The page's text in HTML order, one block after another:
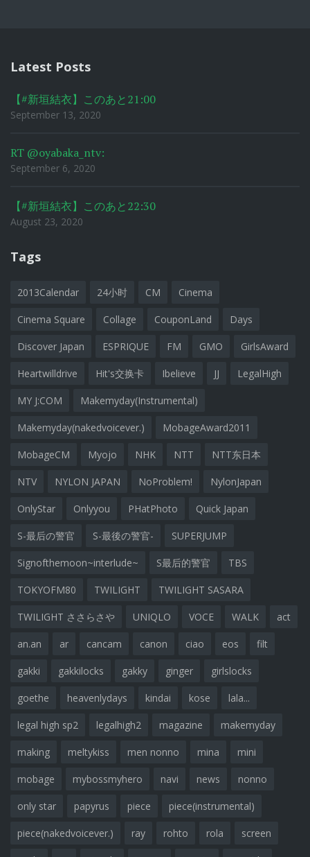
Latest Posts
【#新垣結衣】このあと21:00
September 13, 2020
RT @oyabaka_ntv:
September 6, 2020
【#新垣結衣】このあと22:30
August 23, 2020
Tags
2013Calendar 24小时 CM Cinema
Cinema Square Collage CouponLand Days
Discover Japan ESPRIQUE FM GMO GirlsAward
Heartwilldrive Hit's交换卡 Ibelieve JJ LegalHigh
MY J:COM Makemyday(Instrumental)
Makemyday(nakedvoicever.) MobageAward2011
MobageCM Myojo NHK NTT NTT东日本
NTV NYLON JAPAN NoProblem! NylonJapan
OnlyStar Onlyyou PHatPhoto Quick Japan
S-最后の警官 S-最後の警官- SUPERJUMP
Signofthemoon~interlude~ S最后的警官 TBS
TOKYOFM80 TWILIGHT TWILIGHT SASARA
TWILIGHT ささらさや UNIQLO VOCE WALK act
an.an ar cancam canon ciao eos filt
gakki gakkilocks gakky ginger girlslocks
goethe heavenlydays kindai kose lala...
legal high sp2 legalhigh2 magazine makemyday
making meltykiss men nonno mina mini
mobage mybossmyhero navi news nonno
only star papyrus piece piece(instrumental)
piece(nakedvoicever.) ray rohto rola screen